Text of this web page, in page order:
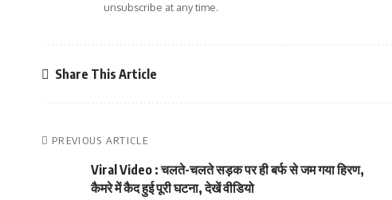
unsubscribe at any time.
Share This Article
PREVIOUS ARTICLE
Viral Video : चलते-चलते सड़क पर ही बर्फ से जम गया हिरण,
कैमरे में कैद हुई पूरी घटना, देखें वीडियो